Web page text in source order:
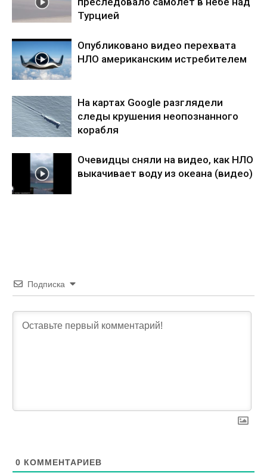
Турцией
Опубликовано видео перехвата
НЛО американским истребителем
На картах Google разглядели
следы крушения неопознанного
корабля
Очевидцы сняли на видео, как НЛО
выкачивает воду из океана (видео)
Подписка
0 КОММЕНТАРИЕВ